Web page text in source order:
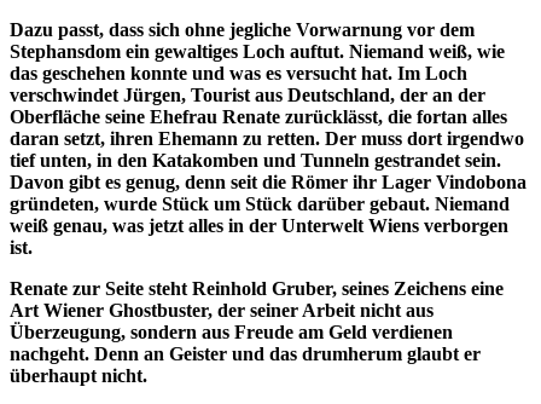
Dazu passt, dass sich ohne jegliche Vorwarnung vor dem
Stephansdom ein gewaltiges Loch auftut. Niemand weiß, wie
das geschehen konnte und was es versucht hat. Im Loch
verschwindet Jürgen, Tourist aus Deutschland, der an der
Oberfläche seine Ehefrau Renate zurücklässt, die fortan alles
daran setzt, ihren Ehemann zu retten. Der muss dort irgendwo
tief unten, in den Katakomben und Tunneln gestrandet sein.
Davon gibt es genug, denn seit die Römer ihr Lager Vindobona
gründeten, wurde Stück um Stück darüber gebaut. Niemand
weiß genau, was jetzt alles in der Unterwelt Wiens verborgen
ist.
Renate zur Seite steht Reinhold Gruber, seines Zeichens eine
Art Wiener Ghostbuster, der seiner Arbeit nicht aus
Überzeugung, sondern aus Freude am Geld verdienen
nachgeht. Denn an Geister und das drumherum glaubt er
überhaupt nicht.